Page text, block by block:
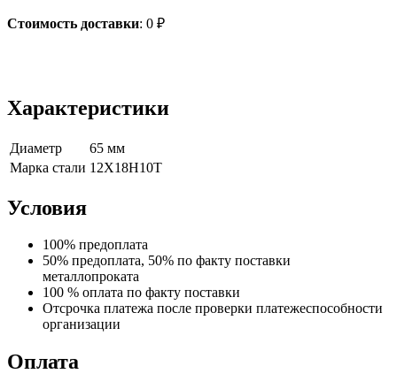
Стоимость доставки: 0 ₽
Характеристики
Диаметр
65 мм
Марка стали 12Х18Н10Т
Условия
100% предоплата
50% предоплата, 50% по факту поставки
металлопроката
100 % оплата по факту поставки
Отсрочка платежа после проверки платежеспособности
организации
Оплата